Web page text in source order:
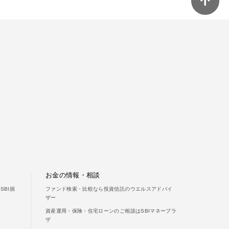
損
お金の情報・相談
ファンド検索・比較なら投資信託のウエルスアドバイ
ザー
資産運用・保険・住宅ローンのご相談はSBIマネープラ
ザ